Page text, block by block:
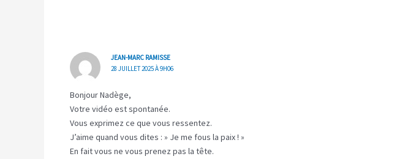
JEAN-MARC RAMISSE
28 JUILLET 2025 À 9H06
Bonjour Nadège,
Votre vidéo est spontanée.
Vous exprimez ce que vous ressentez.
J’aime quand vous dites : » Je me fous la paix ! »
En fait vous ne vous prenez pas la tête.